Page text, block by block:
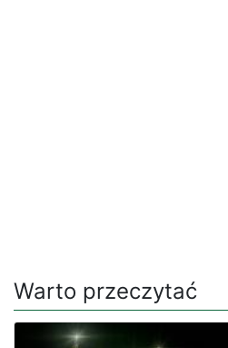
Warto przeczytać